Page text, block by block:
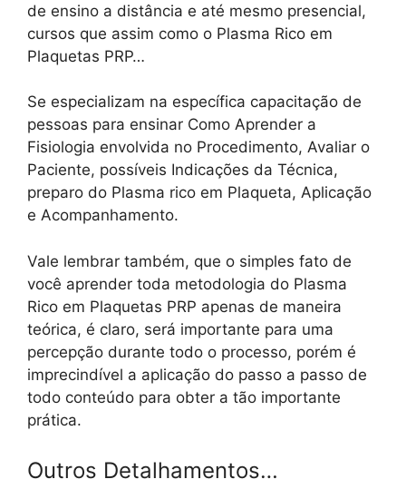
de ensino a distância e até mesmo presencial,
cursos que assim como o Plasma Rico em
Plaquetas PRP…
Se especializam na específica capacitação de
pessoas para ensinar Como Aprender a
Fisiologia envolvida no Procedimento, Avaliar o
Paciente, possíveis Indicações da Técnica,
preparo do Plasma rico em Plaqueta, Aplicação
e Acompanhamento.
Vale lembrar também, que o simples fato de
você aprender toda metodologia do Plasma
Rico em Plaquetas PRP apenas de maneira
teórica, é claro, será importante para uma
percepção durante todo o processo, porém é
imprecindível a aplicação do passo a passo de
todo conteúdo para obter a tão importante
prática.
Outros Detalhamentos…